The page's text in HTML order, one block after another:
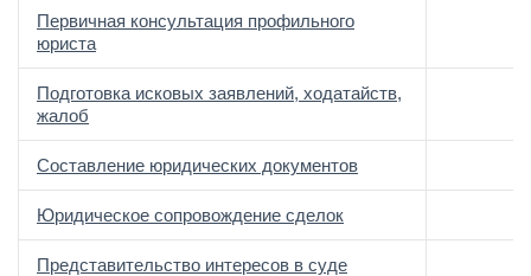
Первичная консультация профильного
юриста
Подготовка исковых заявлений, ходатайств,
жалоб
Составление юридических документов
Юридическое сопровождение сделок
Представительство интересов в суде